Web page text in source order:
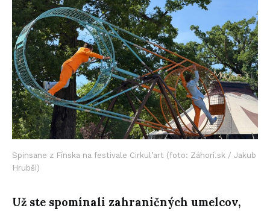
Spinsane z Fínska na festivale Cirkul’art (foto: Záhorí.sk / Jakub
Hrubši)
Už ste spomínali zahraničných umelcov,